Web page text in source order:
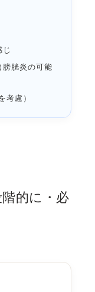
じ
胱炎の可能
考慮）
的に・必